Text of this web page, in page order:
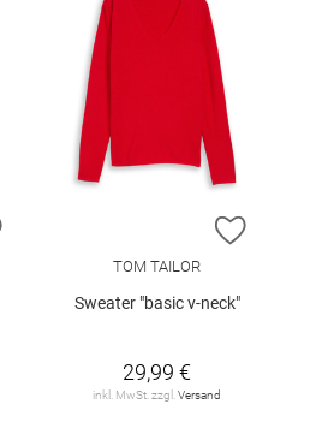
ZUR WUNSCHLISTE HINZUFÜGEN
ZUR
TOM TAILOR
Sweater "basic v-neck"
29,99 €
inkl. MwSt. zzgl. Versand